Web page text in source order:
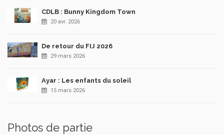
CDLB : Bunny Kingdom Town
20 avr. 2026
De retour du FIJ 2026
29 mars 2026
Ayar : Les enfants du soleil
15 mars 2026
Photos de partie